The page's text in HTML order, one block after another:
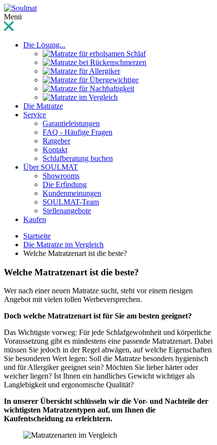
Menü
Die Lösung...
für erholsamen Schlaf
bei Rückenschmerzen
für Allergiker
für Übergewichtige
für Nachhaltigkeit
im Vergleich
Die Matratze
Service
Garantieleistungen
FAQ - Häufige Fragen
Ratgeber
Kontakt
Schlafberatung buchen
Über SOULMAT
Showrooms
Die Erfindung
Kundenmeinungen
SOULMAT-Team
Stellenangebote
Kaufen
Startseite
Die Matratze im Vergleich
Welche Matratzenart ist die beste?
Welche Matratzenart ist die beste?
Wer nach einer neuen Matratze sucht, steht vor einem riesigen
Angebot mit vielen tollen Werbeversprechen.
Doch welche Matratzenart ist für Sie am besten geeignet?
Das Wichtigste vorweg: Für jede Schlafgewohnheit und körperliche
Voraussetzung gibt es mindestens eine passende Matratzenart. Dabei
müssen Sie jedoch in der Regel abwägen, auf welche Eigenschaften
Sie besonderen Wert legen: Soll die Matratze besonders hygienisch
und für Allergiker geeignet sein? Möchten Sie lieber härter oder
weicher liegen? Ist Ihnen ein handliches Gewicht wichtiger als
Langlebigkeit und ergonomische Qualität?
In unserer Übersicht schlüsseln wir die Vor- und Nachteile der
wichtigsten Matratzentypen auf, um Ihnen die
Kaufentscheidung zu erleichtern.